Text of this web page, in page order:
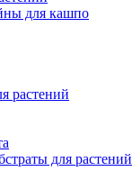
для кашпо
растений
для растений